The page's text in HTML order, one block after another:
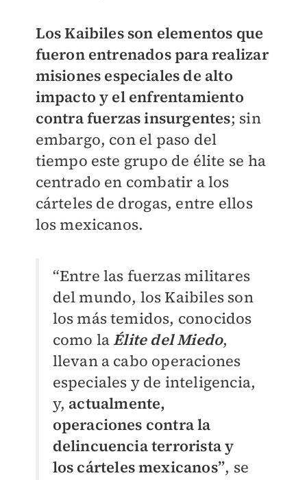
Los Kaibiles son elementos que
fueron entrenados para realizar
misiones especiales de alto
impacto y el enfrentamiento
contra fuerzas insurgentes; sin
embargo, con el paso del
tiempo este grupo de élite se ha
centrado en combatir a los
cárteles de drogas, entre ellos
los mexicanos.
“Entre las fuerzas militares
del mundo, los Kaibiles son
los más temidos, conocidos
como laÉlite del Miedo,
llevan a cabo operaciones
especiales y de inteligencia,
y, actualmente,
operaciones contra la
delincuencia terrorista y
los cárteles mexicanos”, se